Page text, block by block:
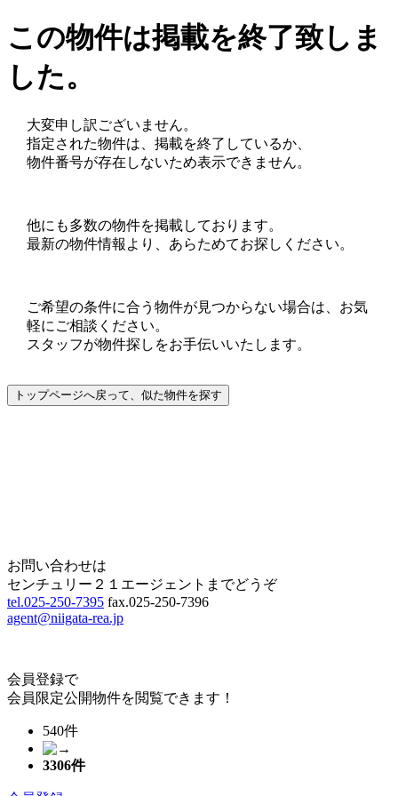
この物件は掲載を終了致しま
した。
大変申し訳ございません。
指定された物件は、掲載を終了しているか、
物件番号が存在しないため表示できません。
他にも多数の物件を掲載しております。
最新の物件情報より、あらためてお探しください。
ご希望の条件に合う物件が見つからない場合は、お気
軽にご相談ください。
スタッフが物件探しをお手伝いいたします。
お問い合わせは
センチュリー２１エージェントまでどうぞ
tel.025-250-7395 fax.025-250-7396
agent@niigata-rea.jp
会員登録で
会員限定公開物件を閲覧できます！
540件
3306件